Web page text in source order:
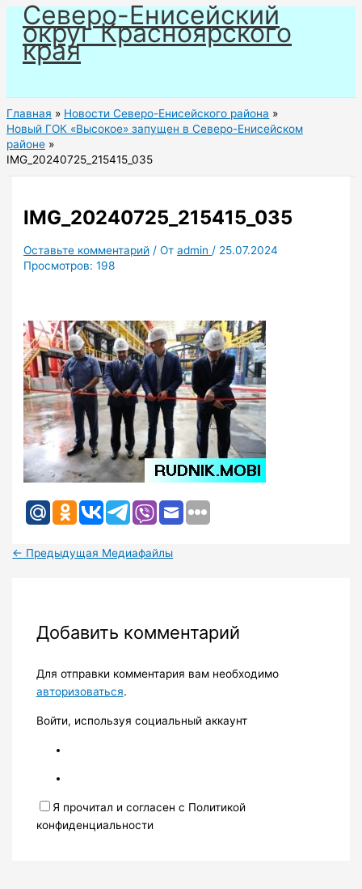
Перейти
содержимому
Северо-Енисейский
округ Красноярского
края
Главная
Новости Северо-Енисейского района
Новый ГОК «Высокое» запущен в Северо-Енисейском
районе
IMG_20240725_215415_035
IMG_20240725_215415_035
Оставьте комментарий / Отadmin / 25.07.2024
Просмотров: 198
← Предыдущая Медиафайлы
Добавить комментарий
Для отправки комментария вам необходимо
авторизоваться.
Войти, используя социальный аккаунт
Я прочитал и согласен с Политикой
конфиденциальности